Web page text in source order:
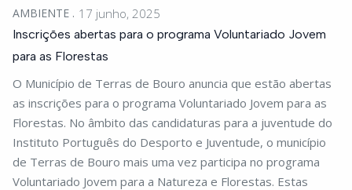
AMBIENTE 17 junho, 2025
Inscrições abertas para o programa Voluntariado Jovem
para as Florestas
O Município de Terras de Bouro anuncia que estão abertas
as inscrições para o programa Voluntariado Jovem para as
Florestas. No âmbito das candidaturas para a juventude do
Instituto Português do Desporto e Juventude, o município
de Terras de Bouro mais uma vez participa no programa
Voluntariado Jovem para a Natureza e Florestas. Estas